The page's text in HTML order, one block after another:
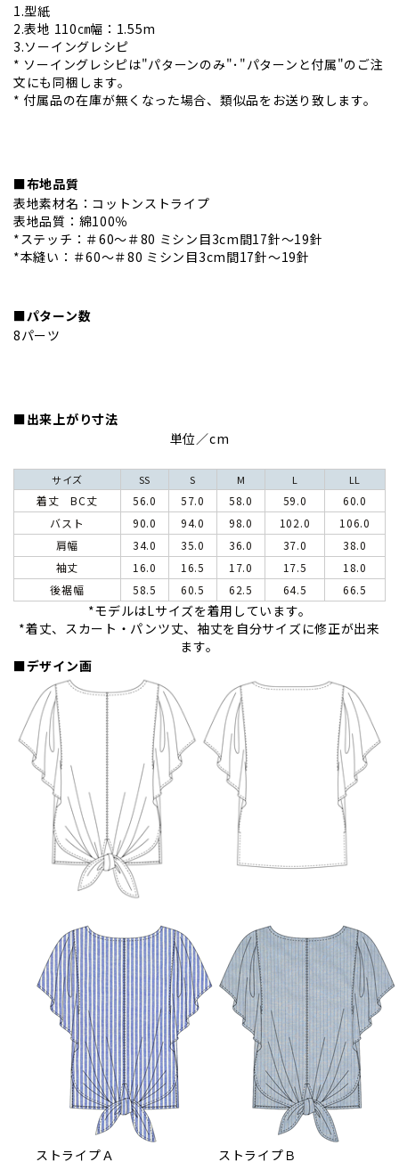
1.型紙
2.表地 110㎝幅：1.55m
3.ソーイングレシピ
* ソーイングレシピは"パターンのみ"･"パターンと付属"のご注
文にも同梱します。
* 付属品の在庫が無くなった場合、類似品をお送り致します。
■布地品質
表地素材名：コットンストライプ
表地品質：綿100％
*ステッチ：＃60～＃80 ミシン目3cm間17針～19針
*本縫い：＃60～＃80 ミシン目3cm間17針～19針
■パターン数
8パーツ
■出来上がり寸法
単位／cm
サイズ SS S M L LL
着丈 BC丈 56.0 57.0 58.0 59.0
60.0
バスト
90.0 94.0 98.0 102.0
106.0
肩幅
34.0 35.0 36.0 37.0
38.0
袖丈
16.0 16.5 17.0 17.5
18.0
後裾幅
58.5 60.5 62.5 64.5 66.5
*モデルはLサイズを着用しています。
*着丈、スカート・パンツ丈、袖丈を自分サイズに修正が出来
ます。
■デザイン画
ストライプＡ ストライプＢ